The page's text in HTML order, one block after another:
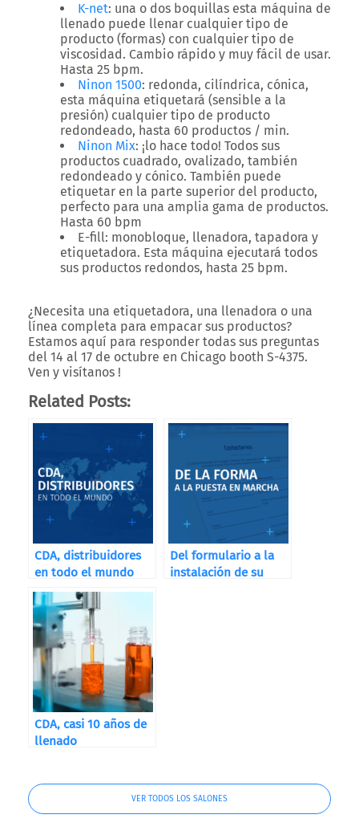
K-net: una o dos boquillas esta máquina de
llenado puede llenar cualquier tipo de
producto (formas) con cualquier tipo de
viscosidad. Cambio rápido y muy fácil de usar.
Hasta 25 bpm.
Ninon 1500: redonda, cilíndrica, cónica,
esta máquina etiquetará (sensible a la
presión) cualquier tipo de producto
redondeado, hasta 60 productos / min.
Ninon Mix: ¡lo hace todo! Todos sus
productos cuadrado, ovalizado, también
redondeado y cónico. También puede
etiquetar en la parte superior del producto,
perfecto para una amplia gama de productos.
Hasta 60 bpm
E-fill: monobloque, llenadora, tapadora y
etiquetadora. Esta máquina ejecutará todos
sus productos redondos, hasta 25 bpm.
¿Necesita una etiquetadora, una llenadora o una
línea completa para empacar sus productos?
Estamos aquí para responder todas sus preguntas
del 14 al 17 de octubre en Chicago booth S-4375.
Ven y visítanos !
Related Posts:
CDA, distribuidores
en todo el mundo
Del formulario a la
instalación de su
CDA, casi 10 años de
llenado
VER TODOS LOS SALONES